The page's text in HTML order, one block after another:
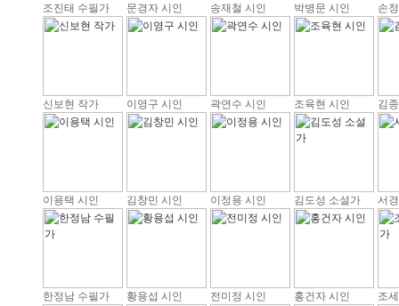
조진태 수필가 문경자 시인 송재철 시인 박병문 시인 손
신보현 작가 이영구 시인 곽연수 시인 조육현 시인 김
이용택 시인 김창민 시인 이정용 시인 김도성 소설가 서
한정남 수필가 황용섭 시인 전미정 시인 홍건자 시인 조